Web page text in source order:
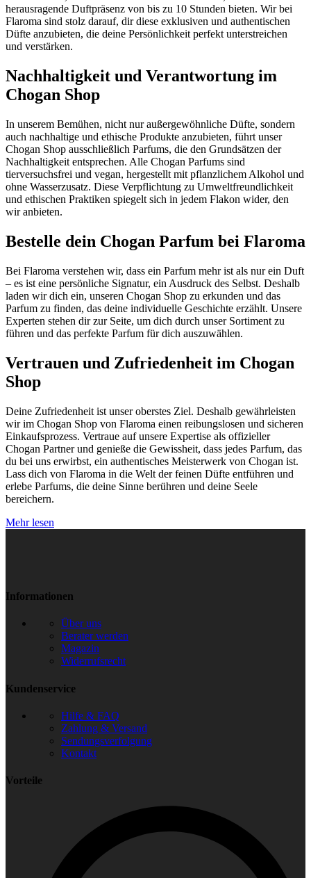
herausragende Duftpräsenz von bis zu 10 Stunden bieten. Wir bei
Flaroma sind stolz darauf, dir diese exklusiven und authentischen
Düfte anzubieten, die deine Persönlichkeit perfekt unterstreichen
und verstärken.
Nachhaltigkeit und Verantwortung im
Chogan Shop
In unserem Bemühen, nicht nur außergewöhnliche Düfte, sondern
auch nachhaltige und ethische Produkte anzubieten, führt unser
Chogan Shop ausschließlich Parfums, die den Grundsätzen der
Nachhaltigkeit entsprechen. Alle Chogan Parfums sind
tierversuchsfrei und vegan, hergestellt mit pflanzlichem Alkohol und
ohne Wasserzusatz. Diese Verpflichtung zu Umweltfreundlichkeit
und ethischen Praktiken spiegelt sich in jedem Flakon wider, den
wir anbieten.
Bestelle dein Chogan Parfum bei Flaroma
Bei Flaroma verstehen wir, dass ein Parfum mehr ist als nur ein Duft
– es ist eine persönliche Signatur, ein Ausdruck des Selbst. Deshalb
laden wir dich ein, unseren Chogan Shop zu erkunden und das
Parfum zu finden, das deine individuelle Geschichte erzählt. Unsere
Experten stehen dir zur Seite, um dich durch unser Sortiment zu
führen und das perfekte Parfum für dich auszuwählen.
Vertrauen und Zufriedenheit im Chogan
Shop
Deine Zufriedenheit ist unser oberstes Ziel. Deshalb gewährleisten
wir im Chogan Shop von Flaroma einen reibungslosen und sicheren
Einkaufsprozess. Vertraue auf unsere Expertise als offizieller
Chogan Partner und genieße die Gewissheit, dass jedes Parfum, das
du bei uns erwirbst, ein authentisches Meisterwerk von Chogan ist.
Lass dich von Flaroma in die Welt der feinen Düfte entführen und
erlebe Parfums, die deine Sinne berühren und deine Seele
bereichern.
Mehr lesen
Informationen
Über uns
Berater werden
Magazin
Widerrufsrecht
Kundenservice
Hilfe & FAQ
Zahlung & Versand
Sendungsverfolgung
Kontakt
Vorteile